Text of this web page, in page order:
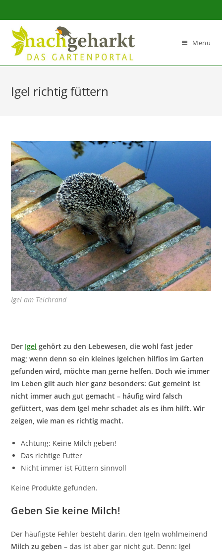
Sidebar-
Inhalt
Menü
Igel richtig füttern
Igel am Teichrand
Der Igel gehört zu den Lebewesen, die wohl fast jeder
mag; wenn denn so ein kleines Igelchen hilflos im Garten
gefunden wird, möchte man gerne helfen. Doch wie immer
im Leben gilt auch hier ganz besonders: Gut gemeint ist
nicht immer auch gut gemacht – häufig wird falsch
gefüttert, was dem Igel mehr schadet als es ihm hilft. Wir
zeigen, wie man es richtig macht.
Achtung: Keine Milch geben!
Das richtige Futter
Nicht immer ist Füttern sinnvoll
Keine Produkte gefunden.
Geben Sie keine Milch!
Der häufigste Fehler besteht darin, den Igeln wohlmeinend
Milch zu geben – das ist aber gar nicht gut. Denn: Igel